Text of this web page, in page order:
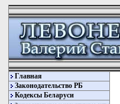
Главная
Законодательство РБ
Кодексы Беларуси